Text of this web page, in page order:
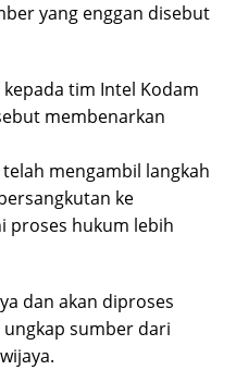
yang enggan disebut
tim Intel Kodam
membenarkan
mengambil langkah
ke
proses hukum lebih
dan akan diproses
ungkap sumber dari